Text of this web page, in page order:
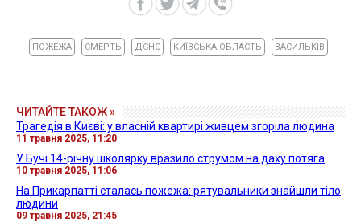
ПОЖЕЖА СМЕРТЬ ДСНС КИЇВСЬКА ОБЛАСТЬ ВАСИЛЬКІВ
ЧИТАЙТЕ ТАКОЖ »
Трагедія в Києві: у власній квартирі живцем згоріла людина
11 травня 2025, 11:20
У Бучі 14-річну школярку вразило струмом на даху потяга
10 травня 2025, 11:06
На Прикарпатті сталась пожежа: рятувальники знайшли тіло
людини
09 травня 2025, 21:45